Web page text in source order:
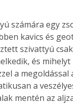
számára egy
kavics és
szivattyú
és mihelyt
a
a
mentén az